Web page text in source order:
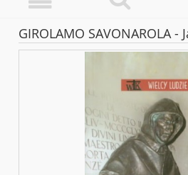
GIROLAMO SAVONAROLA -